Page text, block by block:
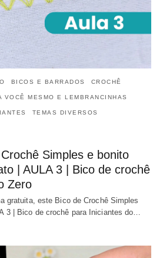
BICOS E BARRADOS CROCHÊ
VOCÊ MESMO E LEMBRANCINHAS
TEMAS DIVERSOS
Simples e bonito
| AULA 3 | Bico de crochê
Zero
gratuita, este Bico de Crochê Simples
3 | Bico de crochê para Iniciantes do…